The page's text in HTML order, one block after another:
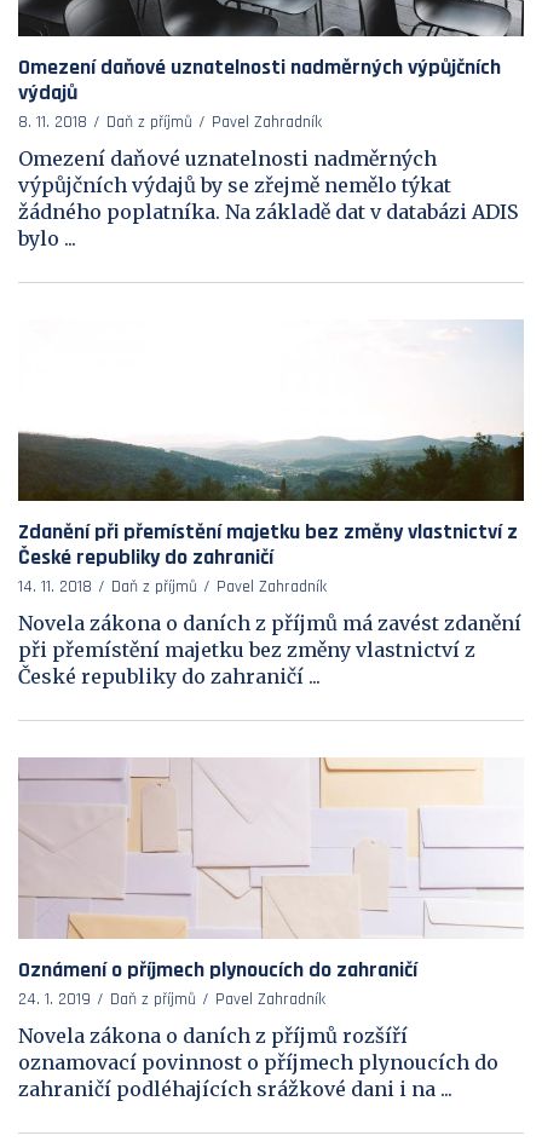
Omezení daňové uznatelnosti nadměrných výpůjčních
výdajů
8. 11. 2018 Daň z příjmů Pavel Zahradník
Omezení daňové uznatelnosti nadměrných
výpůjčních výdajů by se zřejmě nemělo týkat
žádného poplatníka. Na základě dat v databázi ADIS
bylo ...
Zdanění při přemístění majetku bez změny vlastnictví z
České republiky do zahraničí
14. 11. 2018 Daň z příjmů Pavel Zahradník
Novela zákona o daních z příjmů má zavést zdanění
při přemístění majetku bez změny vlastnictví z
České republiky do zahraničí ...
Oznámení o příjmech plynoucích do zahraničí
24. 1. 2019 Daň z příjmů Pavel Zahradník
Novela zákona o daních z příjmů rozšíří
oznamovací povinnost o příjmech plynoucích do
zahraničí podléhajících srážkové dani i na ...